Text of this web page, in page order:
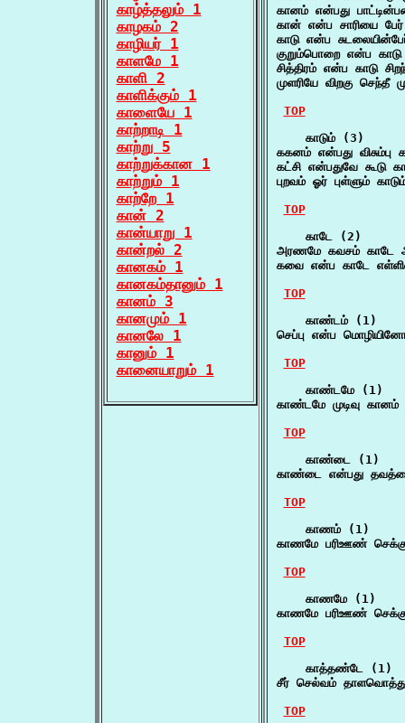
காழ்த்தலும் 1
காழகம் 2
காழியர் 1
காளமே 1
காளி 2
காளிக்கும் 1
காளையே 1
காற்றாடி 1
காற்று 5
காற்றுக்கான 1
காற்றும் 1
காற்றே 1
கான் 2
கான்யாறு 1
கான்றல் 2
கானகம் 1
கானகம்தானும் 1
கானம் 3
கானமும் 1
கானலே 1
கானும் 1
கானையாறும் 1
கானம் என்பது
கான் என்ப சாரியை
காடு என்ப
குறும்பொறை என்ப
சித்திரம் என்ப காடு
முளரியே விறகு
TOP
    காடும் (3)
ககனம் என்பது
கட்சி என்பதுவே கூடு
புறவம் ஓர் புள்ளும்
TOP
    காடே (2)
அரணமே கவசம் காடே
கவை என்ப காடே
TOP
    காண்டம் (1)
செப்பு என்ப
TOP
    காண்டமே (1)
காண்டமே முடிவு
TOP
    காண்டை (1)
காண்டை என்பது
TOP
    காணம் (1)
காணமே பரிஊண்
TOP
    காணமே (1)
காணமே பரிஊண்
TOP
    காத்தண்டே (1)
சீர் செல்வம்
TOP